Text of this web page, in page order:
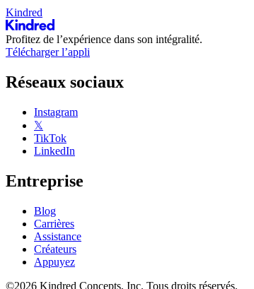
Kindred
Profitez de l’expérience dans son intégralité.
Télécharger l’appli
Réseaux sociaux
Instagram
𝕏
TikTok
LinkedIn
Entreprise
Blog
Carrières
Assistance
Créateurs
Appuyez
©2026 Kindred Concepts, Inc. Tous droits réservés.